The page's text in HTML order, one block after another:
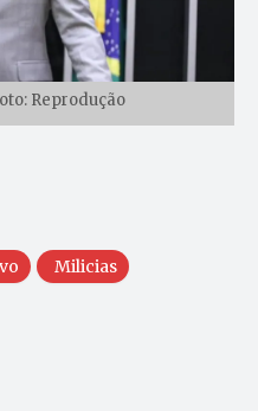
Reprodução
Milicias